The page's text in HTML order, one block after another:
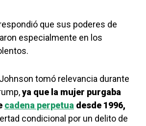
que sus poderes de
especialmente en los
tomó relevancia durante
ya que la mujer purgaba
cadena perpetua desde 1996,
condicional por un delito de